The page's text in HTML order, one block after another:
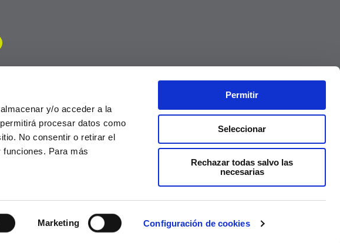
y/o acceder a la
procesar datos como
No consentir o retirar el
Para más
Marketing Configuración de cookies
Permitir
Seleccionar
Rechazar todas salvo las
necesarias
Precios válidos solo en la web, no en tienda